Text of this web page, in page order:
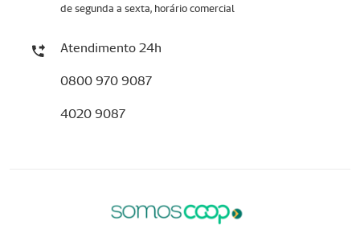
de segunda a sexta, horário comercial
Atendimento 24h
0800 970 9087
4020 9087